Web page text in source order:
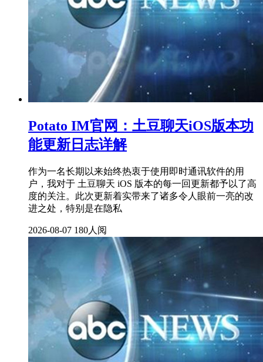
Potato IM官网：土豆聊天iOS版本功
能更新日志详解
作为一名长期以来始终热衷于使用即时通讯软件的用
户，我对于 土豆聊天 iOS 版本的每一回更新都予以了高
度的关注。此次更新着实带来了诸多令人眼前一亮的改
进之处，特别是在隐私
2026-08-07 180人阅